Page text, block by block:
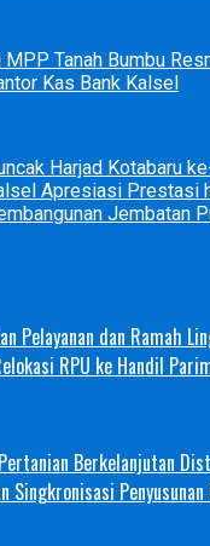
MPP Tanah Bumbu
Kas Bank Kalsel
Harjad Kotabaru
Apresiasi Prestasi
Jembatan
Pelayanan dan Ramah
RPU ke Handil
Berkelanjutan
Singkronisasi Penyusunan